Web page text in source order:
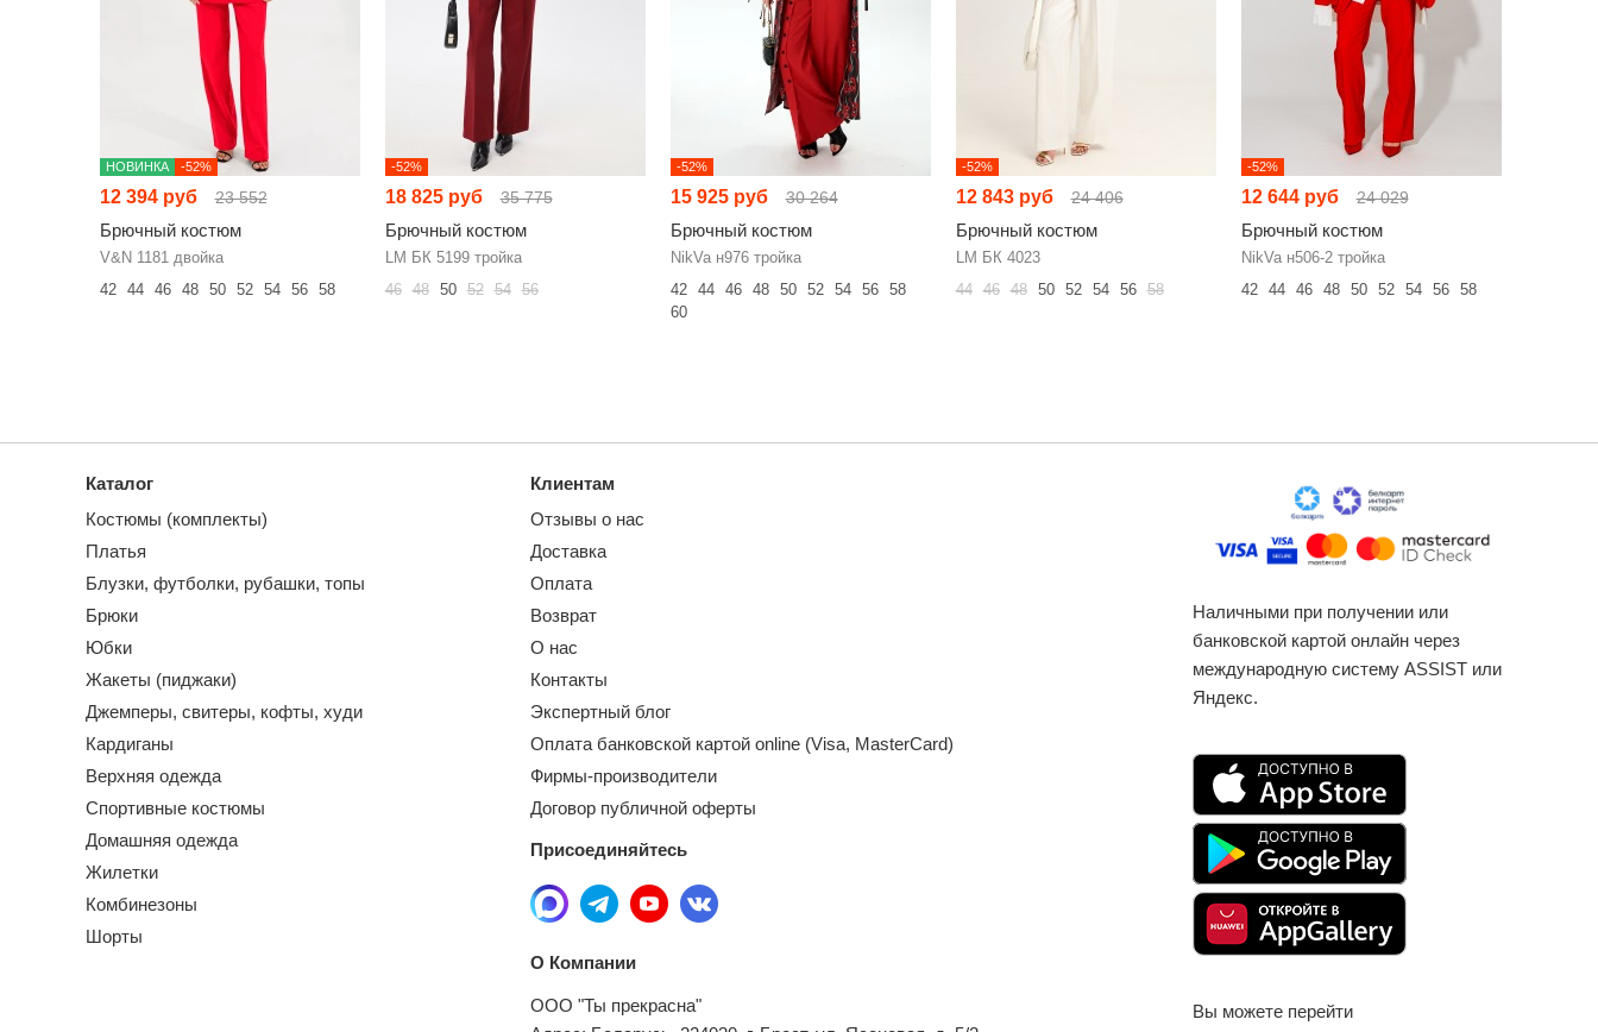
НОВИНКА -52%
12 394 руб 23 552
Брючный костюм
V&N 1181 двойка
42
44 46 48 50 52 54 56 58
-52%
18 825 руб 35 775
Брючный костюм
LM БК 5199 тройка
46 48 50 52 54 56
-52%
15 925 руб 30 264
Брючный костюм
NikVa н976 тройка
42
44 46 48 50 52 54 56
58
60
-52%
12 843 руб 24 406
Брючный костюм
LM БК 4023
44 46 48 50 52 54 56 58
-52%
12 644 руб 24 029
Брючный костюм
NikVa н506-2 тройка
42
44 46 48 50 52 54 56 58
Каталог
Костюмы (комплекты)
Платья
Блузки, футболки, рубашки, топы
Брюки
Юбки
Жакеты (пиджаки)
Джемперы, свитеры, кофты, худи
Кардиганы
Верхняя одежда
Спортивные костюмы
Домашняя одежда
Жилетки
Комбинезоны
Шорты
Клиентам
Отзывы о нас
Доставка
Оплата
Возврат
О нас
Контакты
Экспертный блог
Оплата банковской картой online (Visa, MasterCard)
Фирмы-производители
Договор публичной оферты
Присоединяйтесь
О Компании
ООО "Ты прекрасна"
Наличными при получении или
банковской картой онлайн через
международную систему ASSIST или
Яндекс.
Вы можете перейти